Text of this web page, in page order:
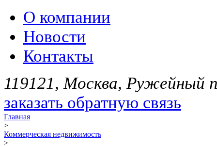
О компании
Новости
Контакты
119121, Москва, Ружейный
заказать обратную связь
Главная
>
Коммерческая недвижимость
>